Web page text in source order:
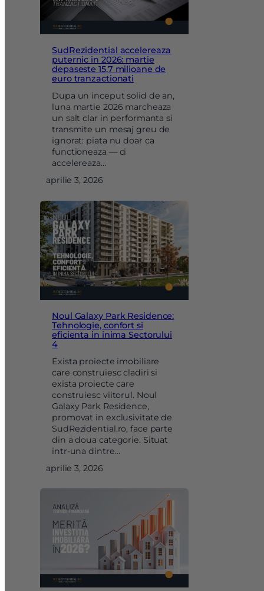
SudRezidential accelereaza
puternic in 2026: martie
depaseste 15,7 milioane de
euro tranzactionati
Dupa un inceput solid de an,
luna martie 2026 marcheaza
un salt clar in performanta si
transmite un mesaj greu de
ignorat: piata nu doar ca
functioneaza — ci
accelereaza…
aprilie 3, 2026
Noul Galaxy Park Residence:
Tehnologie, confort si
eficienta in inima Sectorului
4
Exista proiecte imobiliare
care construiesc cladiri si
exista proiecte care
construiesc viitorul. Noul
Galaxy Park Residence,
promovat in exclusivitate de
SudRezidential.ro, face parte
din a doua categorie. Situat
intr-una dintre…
aprilie 3, 2026